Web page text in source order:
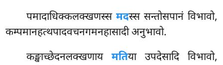
पमादाधिक्कलक्खणस्स मदस्स सन्तोसपानं विभावो,
कम्पमानहत्थपादवचनगमनहासादी अनुभावो.
कङ्खाच्छेदनलक्खणाय मतिया उपदेसादि विभावो,